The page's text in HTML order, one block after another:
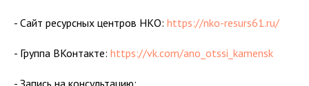
- Сайт ресурсных центров НКО: https://nko-resurs61.ru/
- Группа ВКонтакте: https://vk.com/ano_otssi_kamensk
- Запись на консультацию: